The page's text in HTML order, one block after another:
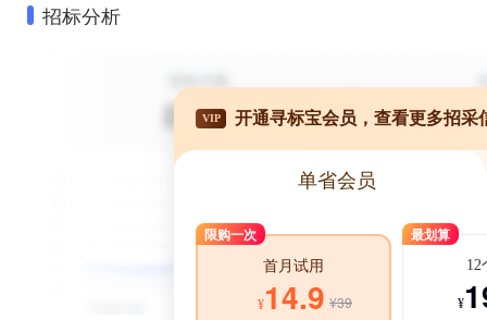
招标分析
VIP 开通寻标宝会员，查看更多招采
单省会员
限购一次
首月试用
¥14.9 ¥39
最划算
12
¥